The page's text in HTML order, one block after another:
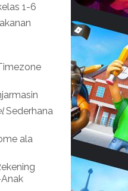
1-6
Sederhana
ala